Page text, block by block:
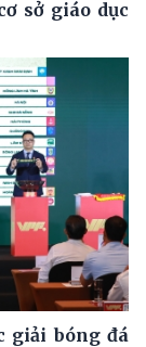
sở giáo dục
giải bóng đá